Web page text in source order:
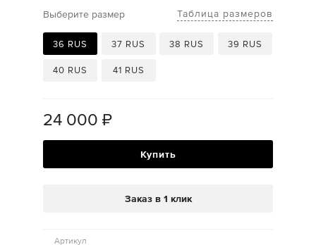
Выберите размер Таблица размеров
36 RUS 37 RUS 38 RUS 39 RUS
40 RUS 41 RUS
24 000 ₽
Купить
Заказ в 1 клик
Артикул